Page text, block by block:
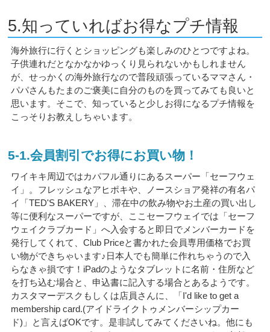
5.知っていればお得なプチ情報
海外旅行に行くとショッピングも楽しみのひとつですよね。
子供連れだとなかなかゆっくり見られないかもしれません
が、せっかくの海外旅行なので普段頑張っているママさん・
パパさんもたまのご褒美に自分のものを買ってみても良いと
思います。そこで、知っていると少しお得になるプチ情報を
こっそりお教えしちゃいます。
5-1.会員割引でお得にお買い物！
ワイキキ周辺ではカパフル通りにあるスーパー「セーフウェ
イ」。フレッシュなアヒポキや、ノースショア発祥の有名パ
イ「TED'S BAKERY」、滞在中の飲み物やお土産の買い出し
等に便利なスーパーですが、ここセーフウェイでは「セーフ
ウェイクラブカード」へ入会すると即日でメンバーカードを
発行してくれて、Club Priceと書かれた会員専用価格でお買
い物ができちゃいます♪日本人でも簡単に作れちゃうので入
らなきゃ損です！iPadのようなタブレットに名前・住所など
を打ち込む場合と、申込書に記入する場合とあるようです。
カスタマーデスクもしくは店員さんに、「I'd like to get a
membership card.(アイドライクトゥメンバーシップカー
ド)」と言えばOKです。是非試してみてくださいね。他にも